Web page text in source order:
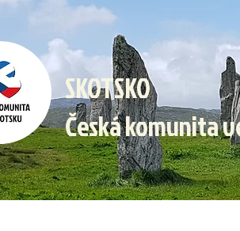
SKOTSKO
Česká komunita